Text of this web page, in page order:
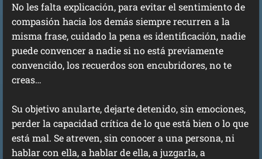
No les falta explicación, para evitar el sentimiento de
compasión hacia los demás siempre recurren a la
misma frase, cuidado la pena es identificación, nadie
puede convencer a nadie si no está previamente
convencido, los recuerdos son encubridores, no te
creas…
Su objetivo anularte, dejarte detenido, sin emociones,
perder la capacidad crítica de lo que está bien o lo que
está mal. Se atreven, sin conocer a una persona, ni
hablar con ella, a hablar de ella, a juzgarla, a